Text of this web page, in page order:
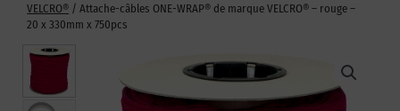
VELCRO® / Attache-câbles ONE-WRAP® de marque VELCRO® – rouge –
20 x 330mm x 750pcs